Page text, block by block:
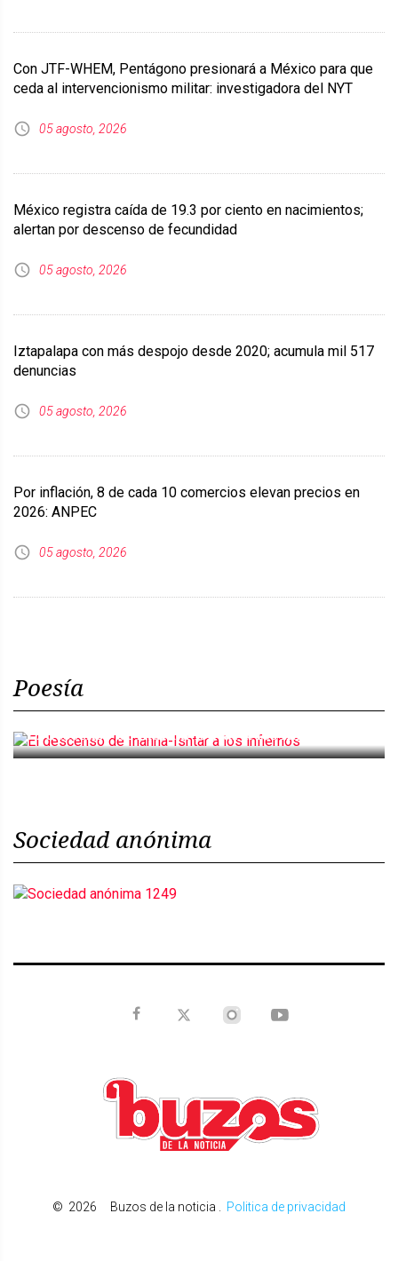
Con JTF-WHEM, Pentágono presionará a México para que
ceda al intervencionismo militar: investigadora del NYT
05 agosto, 2026
México registra caída de 19.3 por ciento en nacimientos;
alertan por descenso de fecundidad
05 agosto, 2026
Iztapalapa con más despojo desde 2020; acumula mil 517
denuncias
05 agosto, 2026
Por inflación, 8 de cada 10 comercios elevan precios en
2026: ANPEC
05 agosto, 2026
Poesía
El descenso de Inanna-Ishtar a los infiernos
Sociedad anónima
© 2026 Buzos de la noticia Politica de privacidad